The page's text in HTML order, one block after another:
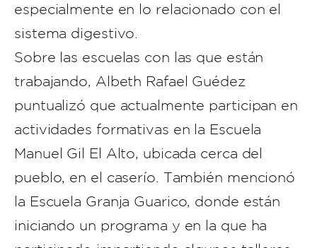
especialmente en lo relacionado con el
sistema digestivo.
Sobre las escuelas con las que están
trabajando, Albeth Rafael Guédez
puntualizó que actualmente participan en
actividades formativas en la Escuela
Manuel Gil El Alto, ubicada cerca del
pueblo, en el caserío. También mencionó
la Escuela Granja Guarico, donde están
iniciando un programa y en la que ha